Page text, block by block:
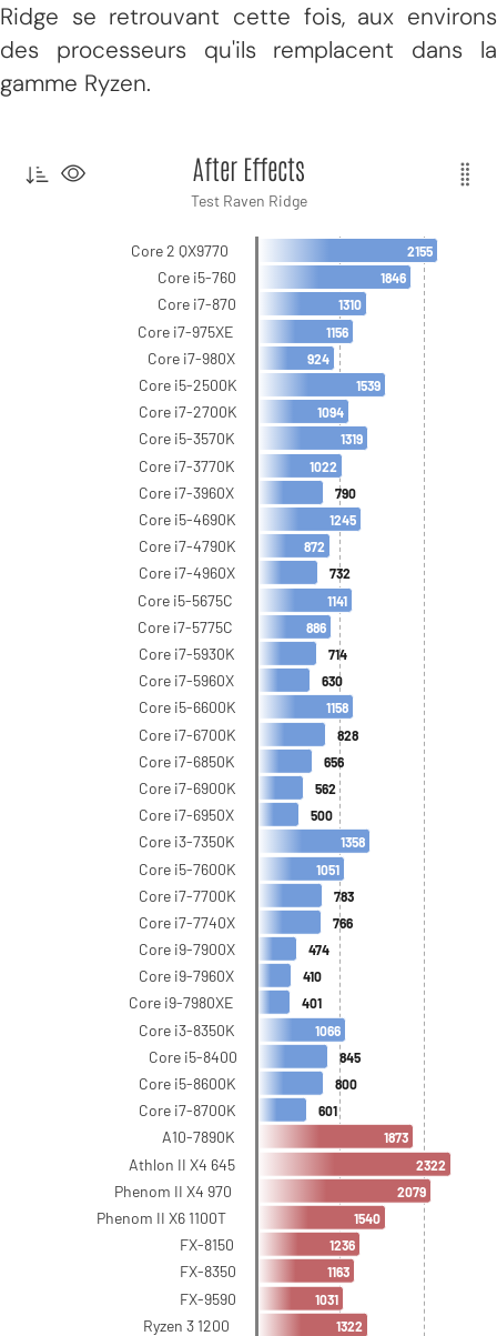
Ridge se retrouvant cette fois, aux environs
des processeurs qu'ils remplacent dans la
gamme Ryzen.